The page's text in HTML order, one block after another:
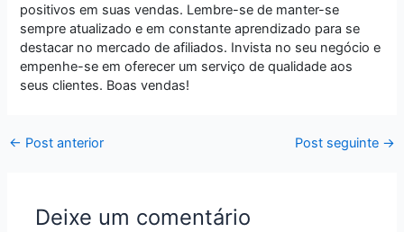
positivos em suas vendas. Lembre-se de manter-se
sempre atualizado e em constante aprendizado para se
destacar no mercado de afiliados. Invista no seu negócio e
empenhe-se em oferecer um serviço de qualidade aos
seus clientes. Boas vendas!
← Post anterior Post seguinte →
Deixe um comentário